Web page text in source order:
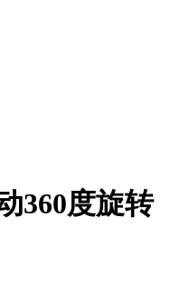
360度旋转